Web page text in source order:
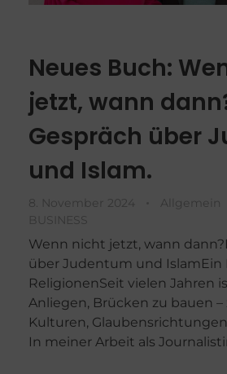
Neues Buch:
jetzt, wann
Gespräch über
und Islam.
8. November 2024 Allgemein
BUSINESS
Wenn nicht jetzt, wann
über Judentum und IslamEin
ReligionenSeit vielen Jahren
Anliegen, Brücken zu bauen –
Kulturen,
In meiner Arbeit als